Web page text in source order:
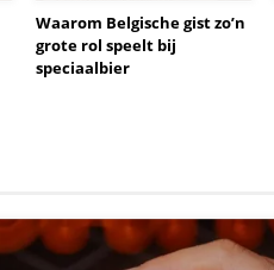
Waarom Belgische gist zo’n
grote rol speelt bij
speciaalbier